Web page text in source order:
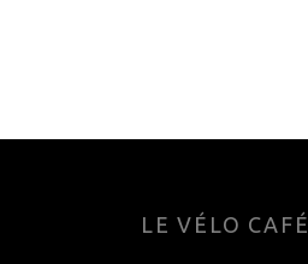
Add to cart
LE VÉLO CAFÉ